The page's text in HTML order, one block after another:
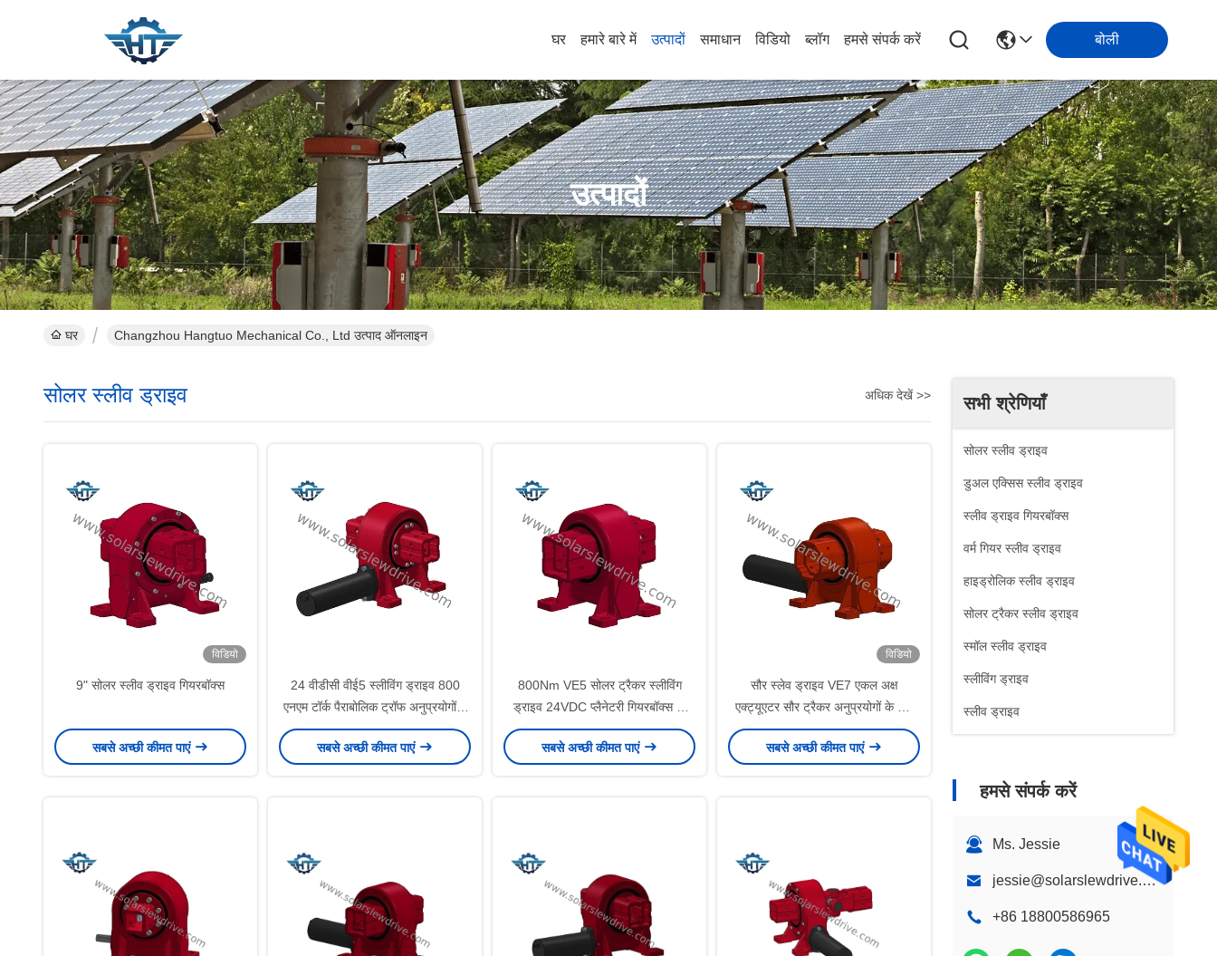
घर हमारे बारे में उत्पादों समाधान विडियो ब्लॉग हमसे संपर्क करें बोली
उत्पादों
घर Changzhou Hangtuo Mechanical Co., Ltd उत्पाद ऑनलाइन
सभी श्रेणियाँ
सोलर स्लीव ड्राइव
डुअल एक्सिस स्लीव ड्राइव
स्लीव ड्राइव गियरबॉक्स
वर्म गियर स्लीव ड्राइव
हाइड्रोलिक स्लीव ड्राइव
सोलर ट्रैकर स्लीव ड्राइव
स्मॉल स्लीव ड्राइव
स्लीविंग ड्राइव
स्लीव ड्राइव
हमसे संपर्क करें
Ms. Jessie
jessie@solarslewdrive.com
+86 18800586965
सोलर स्लीव ड्राइव अधिक देखें >>
विडियो
9" सोलर स्लीव ड्राइव गियरबॉक्स
सबसे अच्छी कीमत पाएं
24 वीडीसी वीई5 स्लीविंग ड्राइव 800
एनएम टॉर्क पैराबोलिक ट्रॉफ अनुप्रयोगों में
सोलर ट्रैकर सिस्टम के लिए
सबसे अच्छी कीमत पाएं
800Nm VE5 सोलर ट्रैकर स्लीविंग
ड्राइव 24VDC प्लैनेटरी गियरबॉक्स के
साथ पैराबोलिक ट्रफ पावर प्लांट्स के लिए
सबसे अच्छी कीमत पाएं
विडियो
सौर स्लेव ड्राइव VE7 एकल अक्ष
एक्ट्यूएटर सौर ट्रैकर अनुप्रयोगों के लिए
स्व-लॉकिंग गियर संरचना और कॉम्पैक्ट
एकीकृत लेआउट के साथ
सबसे अच्छी कीमत पाएं